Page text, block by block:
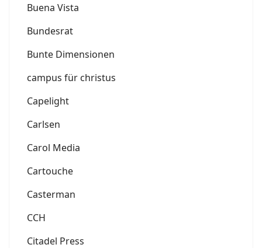
Buena Vista
Bundesrat
Bunte Dimensionen
campus für christus
Capelight
Carlsen
Carol Media
Cartouche
Casterman
CCH
Citadel Press